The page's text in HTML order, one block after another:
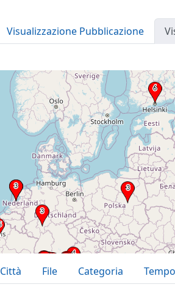
Visualizzazione Pubblicazione
Città File Categoria
Tempo